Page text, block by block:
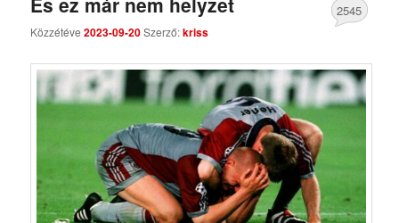
Közzétéve2023-09-20Szerző:kriss
2545